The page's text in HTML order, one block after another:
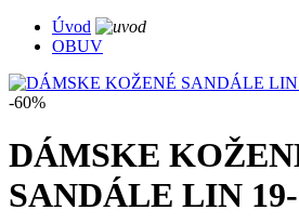
Úvod
OBUV
-60%
DÁMSKE
SANDÁLE LIN